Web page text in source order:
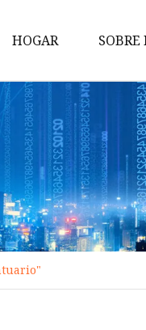
HOGAR SOBRE